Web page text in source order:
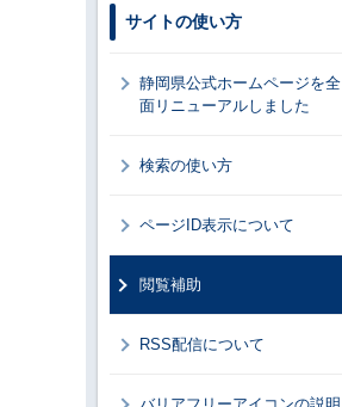
サイトの使い方
静岡県公式ホームページを全
面リニューアルしました
検索の使い方
ページID表示について
閲覧補助
RSS配信について